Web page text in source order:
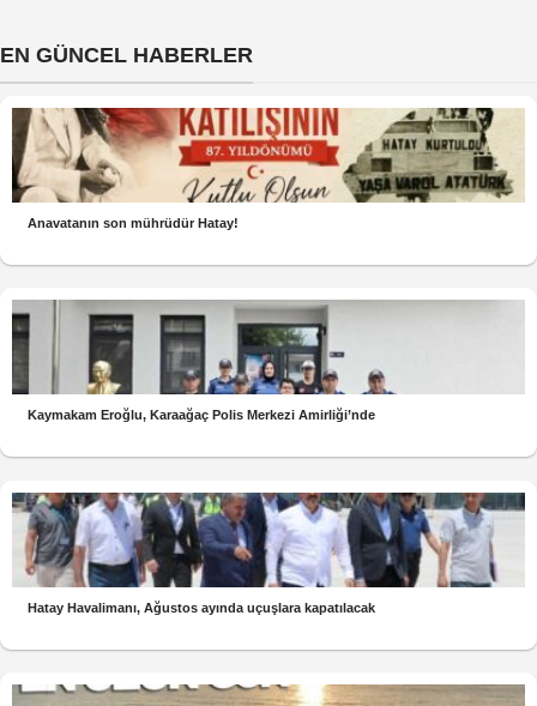
EN GÜNCEL HABERLER
Anavatanın son mührüdür Hatay!
Kaymakam Eroğlu, Karaağaç Polis Merkezi Amirliği’nde
Hatay Havalimanı, Ağustos ayında uçuşlara kapatılacak